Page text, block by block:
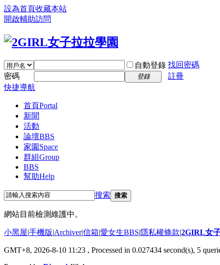
設為首頁收藏本站
開啟輔助訪問
自動登錄 找回密碼
密碼
登錄
註冊
快捷導航
首頁Portal
新聞
活動
論壇BBS
家園 Space
群組Group
BBS
幫助Help
搜索 搜索
網站目前檢測維護中。
小黑屋|手機版|Archiver|信箱|愛女生BBS|隱私權條款|2GIRL女
GMT+8, 2026-8-10 11:23 , Processed in 0.027434 second(s), 5